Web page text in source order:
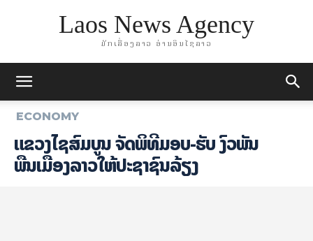
Laos News Agency
ມັກເລື່ອງລາວ ອ່ານອິນໄຊລາວ
ECONOMY
ແຂວງໄຊສົມບູນ ຈັດພິທີມອບ-ຮັບ ງົວພັນ
ພື້ນເມືອງລາວໃຫ້ປະຊາຊົນລ້ຽງ